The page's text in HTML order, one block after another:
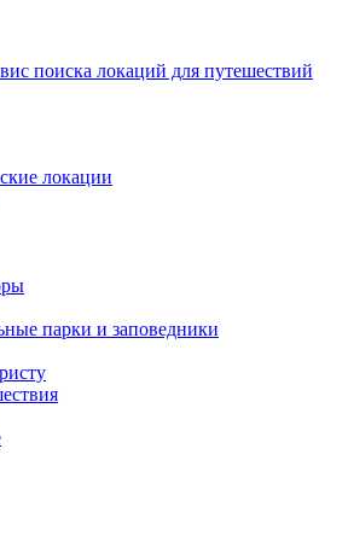
локации
парки и заповедники